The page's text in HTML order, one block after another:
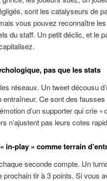
sont les catalyseurs de
vous pouvez reconnaître
du staff. Un petit déclic, et le
pas que les stats
réseaux. Un tweet décousu
entraîneur. Ce sont des
d’un supporter qui crie
n’ajustent pas leurs cotes
in‑play » comme terrain
seconde compte. Un
prochain tir à 3 points. Si vous